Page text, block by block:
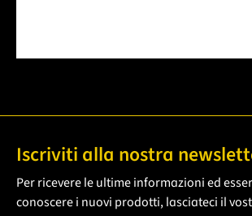
Iscriviti alla nostra
Per ricevere le ultime informazioni ed
conoscere i nuovi prodotti, lasciateci il